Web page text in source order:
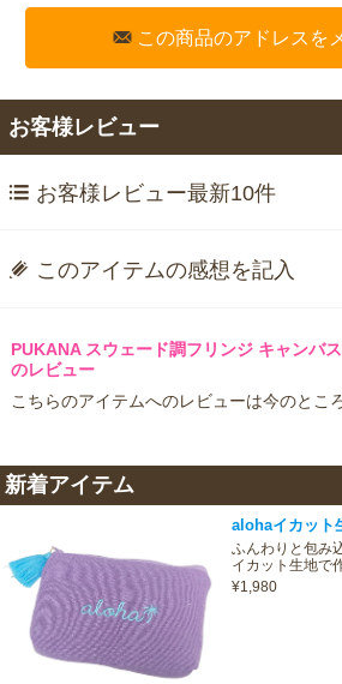
この商品のアドレスを
お客様レビュー
お客様レビュー最新10件
このアイテムの感想を記入
PUKANA スウェード調フリンジ キャンバ
のレビュー
こちらのアイテムへのレビューは今のとこ
新着アイテム
alohaイカット
ふんわりと包み
イカット生地で
¥1,980